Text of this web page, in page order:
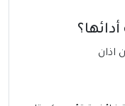
اذان